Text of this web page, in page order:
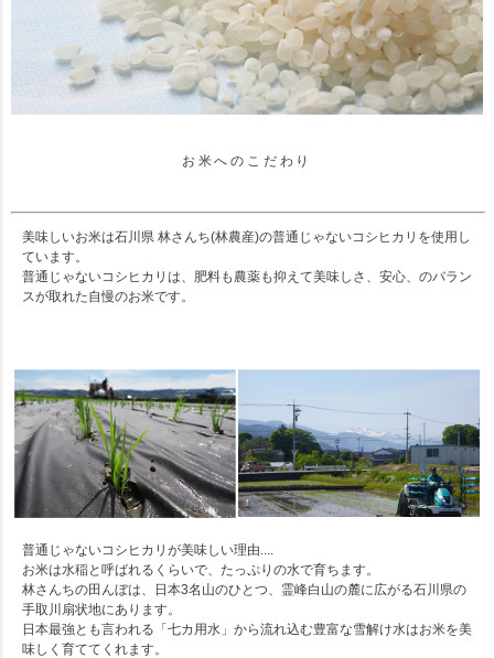
お米へのこだわり
美味しいお米は石川県 林さんち(林農産)の普通じゃないコシヒカリを使用し
ています。
普通じゃないコシヒカリは、肥料も農薬も抑えて美味しさ、安心、のバラン
スが取れた自慢のお米です。
普通じゃないコシヒカリが美味しい理由....
お米は水稲と呼ばれるくらいで、たっぷりの水で育ちます。
林さんちの田んぼは、日本3名山のひとつ、霊峰白山の麓に広がる石川県の
手取川扇状地にあります。
日本最強とも言われる「七カ用水」から流れ込む豊富な雪解け水はお米を美
味しく育ててくれます。